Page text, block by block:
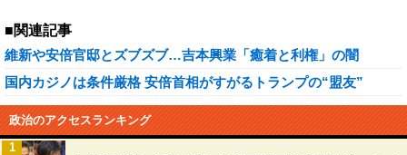
■関連記事
維新や安倍官邸とズブズブ…吉本興業「癒着と利権」の闇
国内カジノは条件厳格 安倍首相がすがるトランプの“盟友”
政治のアクセスランキング
1